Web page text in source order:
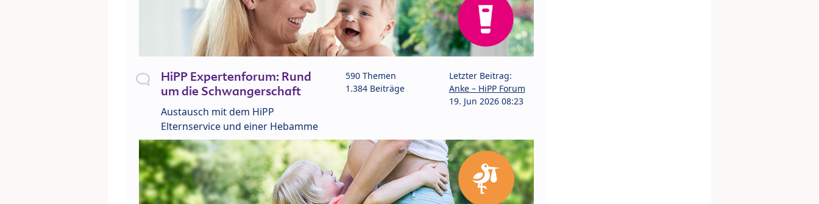
HiPP Expertenforum: Rund
um die Schwangerschaft
Austausch mit dem HiPP
Elternservice und einer Hebamme
590 Themen
1.384 Beiträge
Letzter Beitrag:
Anke – HiPP Forum
19. Jun 2026 08:23